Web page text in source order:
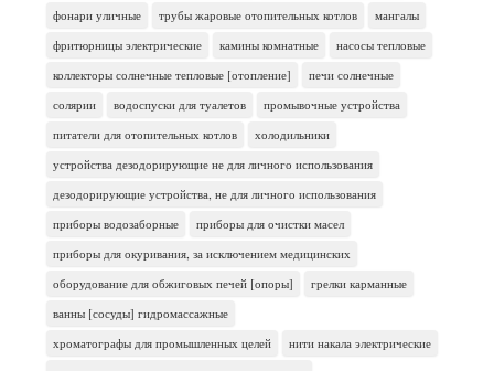
фонари уличные
трубы жаровые отопительных котлов
мангалы
фритюрницы электрические
камины комнатные
насосы тепловые
коллекторы солнечные тепловые [отопление]
печи солнечные
солярии
водоспуски для туалетов
промывочные устройства
питатели для отопительных котлов
холодильники
устройства дезодорирующие не для личного использования
дезодорирующие устройства, не для личного использования
приборы водозаборные
приборы для очистки масел
приборы для окуривания, за исключением медицинских
оборудование для обжиговых печей [опоры]
грелки карманные
ванны [сосуды] гидромассажные
хроматографы для промышленных целей
нити накала электрические